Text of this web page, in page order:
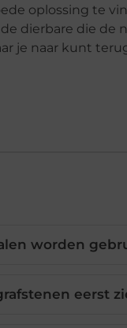
oplossing te
dierbare die de
je naar kunt
worden
eerst